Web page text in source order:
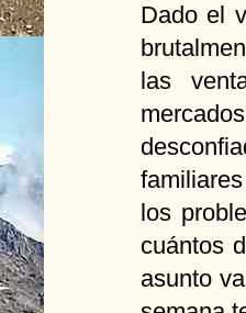
Dado el
las
los
cuántos
asunto